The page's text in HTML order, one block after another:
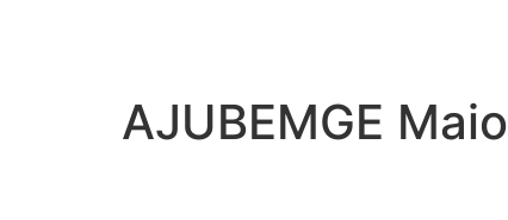
AJUBEMGE Maio